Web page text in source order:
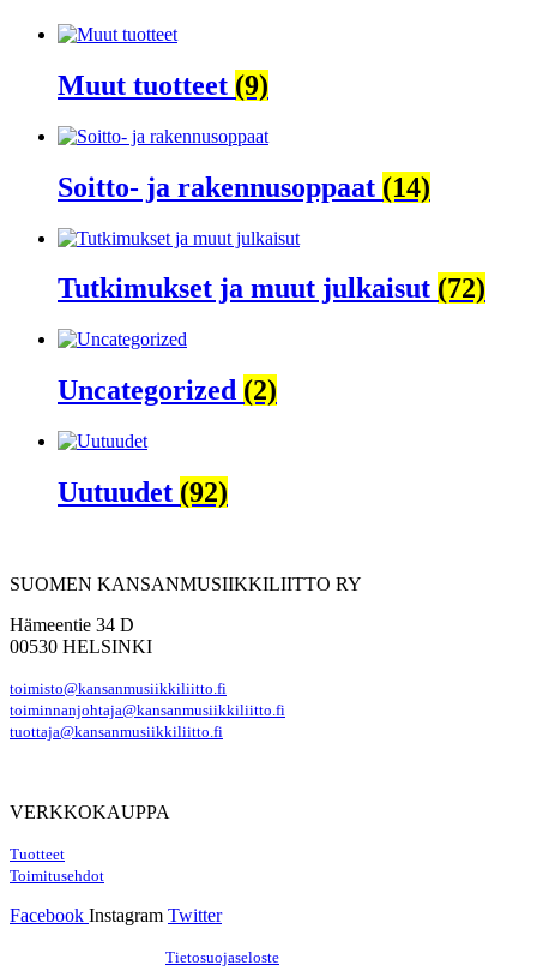
Muut tuotteet (9)
Soitto- ja rakennusoppaat (14)
Tutkimukset ja muut julkaisut (72)
Uncategorized (2)
Uutuudet (92)
SUOMEN KANSANMUSIIKKILIITTO RY
Hämeentie 34 D
00530 HELSINKI
toimisto@kansanmusiikkiliitto.fi
toiminnanjohtaja@kansanmusiikkiliitto.fi
tuottaja@kansanmusiikkiliitto.fi
VERKKOKAUPPA
Tuotteet
Toimitusehdot
Facebook Instagram Twitter
Tietosuojaseloste